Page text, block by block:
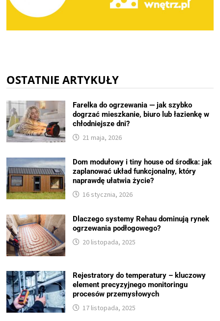
OSTATNIE ARTYKUŁY
Farelka do ogrzewania — jak szybko
dogrzać mieszkanie, biuro lub łazienkę w
chłodniejsze dni?
21 maja, 2026
Dom modułowy i tiny house od środka: jak
zaplanować układ funkcjonalny, który
naprawdę ułatwia życie?
16 stycznia, 2026
Dlaczego systemy Rehau dominują rynek
ogrzewania podłogowego?
20 listopada, 2025
Rejestratory do temperatury – kluczowy
element precyzyjnego monitoringu
procesów przemysłowych
17 listopada, 2025